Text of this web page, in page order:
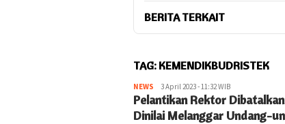
BERITA TERKAIT
TAG: KEMENDIKBUDRISTEK
NEWS kabarlampung.com
3 April 2023 - 11:32 WIB
Pelantikan Rektor
Dinilai Melanggar Undang-